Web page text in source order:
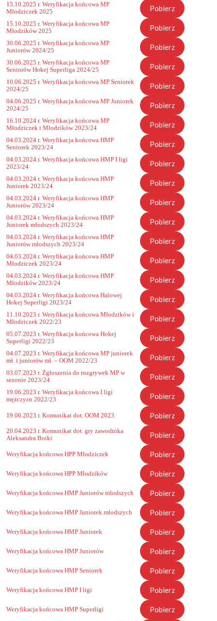
15.10.2025 r. Weryfikacja końcowa MP
Młodziczek 2025
Pobierz
15.10.2025 r. Weryfikacja końcowa MP
Młodzików 2025
Pobierz
30.06.2025 r. Weryfikacja końcowa MP
Juniorów 2024/25
Pobierz
30.06.2025 r. Weryfikacja końcowa MP
Seniorów Hokej Superliga 2024/25
Pobierz
10.06.2025 r. Weryfikacja końcowa MP Seniorek
2024/25
Pobierz
04.06.2025 r. Weryfikacja końcowa MP Juniorek
2024/25
Pobierz
16.10.2024 r. Weryfikacja końcowa MP
Młodziczek i Młodzików 2023/24
Pobierz
04.03.2024 r. Weryfikacja końcowa HMP
Seniorek 2023/24
Pobierz
04.03.2024 r. Weryfikacja końcowa HMP I ligi
2023/24
Pobierz
04.03.2024 r. Weryfikacja końcowa HMP
Juniorek 2023/24
Pobierz
04.03.2024 r. Weryfikacja końcowa HMP
Juniorów 2023/24
Pobierz
04.03.2024 r. Weryfikacja końcowa HMP
Juniorek młodszych 2023/24
Pobierz
04.03.2024 r. Weryfikacja końcowa HMP
Juniorów młodszych 2023/24
Pobierz
04.03.2024 r. Weryfikacja końcowa HMP
Młodziczek 2023/24
Pobierz
04.03.2024 r. Weryfikacja końcowa HMP
Młodzików 2023/24
Pobierz
04.03.2024 r. Weryfikacja końcowa Halowej
Hokej Superligi 2023/24
Pobierz
11.10.2023 r. Weryfikacja końcowa Młodzików i
Młodziczek 2022/23
Pobierz
05.07.2023 r. Weryfikacja końcowa Hokej
Superligi 2022/23
Pobierz
04.07.2023 r. Weryfikacja końcowa MP juniorek
mł. i juniorów mł. – OOM 2022/23
Pobierz
03.07.2023 r. Zgłoszenia do rozgrywek MP w
sezonie 2023/24
Pobierz
19.06.2023 r. Weryfikacja końcowa I ligi
mężczyzn 2022/23
Pobierz
19.06.2023 r. Komunikat dot. OOM 2023 Pobierz
20.04.2023 r. Komunikat dot. gry zawodnika
Aleksandra Boiki
Pobierz
Weryfikacja końcowa HPP Młodziczek Pobierz
Weryfikacja końcowa HPP Młodzików Pobierz
Weryfikacja końcowa HMP Juniorów młodszych Pobierz
Weryfikacja końcowa HMP Juniorek młodszych Pobierz
Weryfikacja końcowa HMP Juniorek Pobierz
Weryfikacja końcowa HMP Juniorów Pobierz
Weryfikacja końcowa HMP Seniorek Pobierz
Weryfikacja końcowa HMP I ligi Pobierz
Weryfikacja końcowa HMP Superligi Pobierz